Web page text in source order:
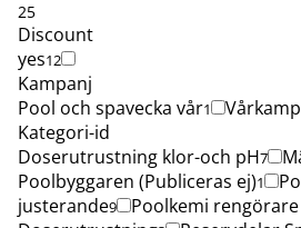
25
Discount
yes12
Kampanj
Pool och spavecka vår1
Kategori-id
Doserutrustning klor-och pH7
Poolbyggaren (Publiceras ej)1
justerande9 Poolkemi